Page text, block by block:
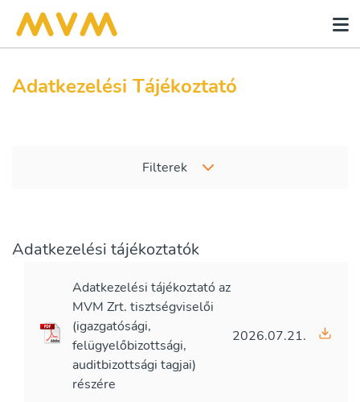
Adatkezelési Tájékoztató
Filterek
Adatkezelési tájékoztatók
Adatkezelési tájékoztató az
MVM Zrt. tisztségviselői
(igazgatósági,
felügyelőbizottsági,
auditbizottsági tagjai)
részére
2026.07.21.